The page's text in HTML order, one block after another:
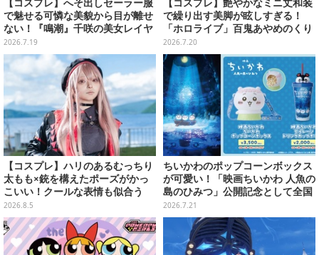
【コスプレ】へそ出しセーラー服
で魅せる可憐な美貌から目が離せ
ない！『鳴潮』千咲の美女レイヤ
ーは印象的な瞳も美しい【写真9
枚】
2026.7.19
【コスプレ】艶やかなミニ丈和装
で繰り出す美脚が眩しすぎる！
「ホロライブ」百鬼あやめのくり
っとした大きな瞳がとにかく可愛
い【写真9枚】
2026.7.20
【コスプレ】ハリのあるむっちり
太もも×銃を構えたポーズがかっ
こいい！クールな表情も似合う
『NIKKE』ラピの美女レイヤーに
注目【写真7枚】
2026.8.5
ちいかわのポップコーンボックス
が可愛い！「映画ちいかわ 人魚の
島のひみつ」公開記念として全国
劇場で販売決定、セイレーンドリ
ンクカップホルダーも
2026.7.21